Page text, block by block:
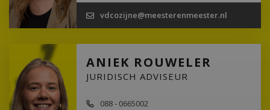
vdcozijne@meesterenmeester.nl
ANIEK ROUWELER
JURIDISCH ADVISEUR
088 - 0665002